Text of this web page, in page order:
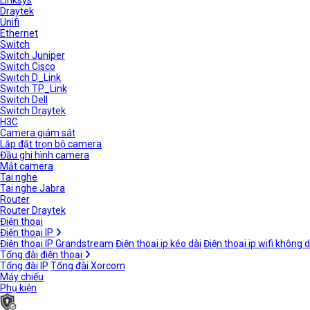
Draytek
Unifi
Ethernet
Switch
Switch Juniper
Switch Cisco
Switch D_Link
Switch TP_Link
Switch Dell
Switch Draytek
H3C
Camera giám sát
Lắp đặt trọn bộ camera
Đầu ghi hình camera
Mắt camera
Tai nghe
Tai nghe Jabra
Router
Router Draytek
Điện thoại
Điện thoại IP
Điện thoại IP Grandstream Điện thoại ip kéo dài Điện thoại ip wifi không
Tổng đài điện thoại
Tổng đài IP Tổng đài Xorcom
Máy chiếu
Phụ kiện